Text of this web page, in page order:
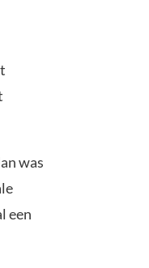
was
een